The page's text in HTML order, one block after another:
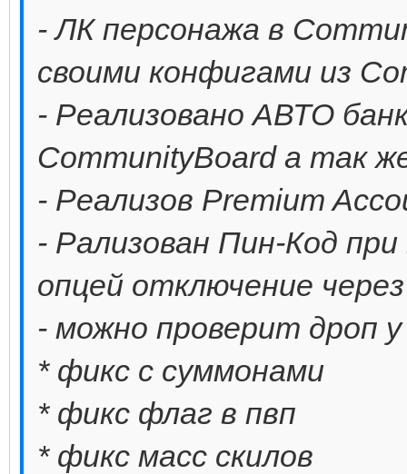
- ЛК персонажа в
своими конфигами из
- Реализовано АВТО
CommunityBoard а так
- Реализов Premium
- Рализован Пин-Код
опцей отключение
- можно проверит дроп
* фикс с суммонами
* фикс флаг в пвп
* фикс масс скилов